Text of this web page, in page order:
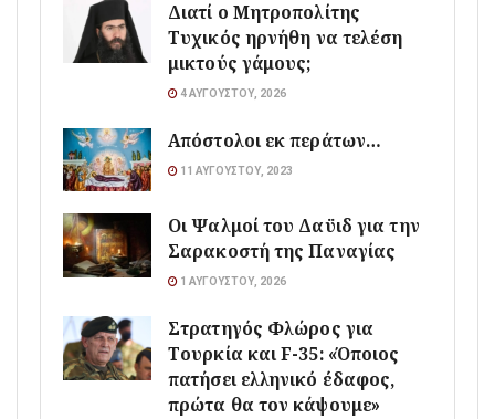
Διατί ο Μητροπολίτης
Τυχικός ηρνήθη να τελέση
μικτούς γάμους;
4 ΑΥΓΟΎΣΤΟΥ, 2026
Απόστολοι εκ περάτων…
11 ΑΥΓΟΎΣΤΟΥ, 2023
Οι Ψαλμοί του Δαϋιδ για την
Σαρακοστή της Παναγίας
1 ΑΥΓΟΎΣΤΟΥ, 2026
Στρατηγός Φλώρος για
Τουρκία και F-35: «Όποιος
πατήσει ελληνικό έδαφος,
πρώτα θα τον κάψουμε»